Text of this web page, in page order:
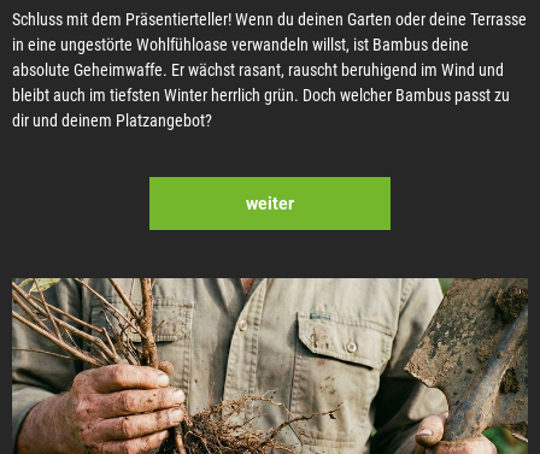
Schluss mit dem Präsentierteller! Wenn du deinen Garten oder deine Terrasse
in eine ungestörte Wohlfühloase verwandeln willst, ist Bambus deine
absolute Geheimwaffe. Er wächst rasant, rauscht beruhigend im Wind und
bleibt auch im tiefsten Winter herrlich grün. Doch welcher Bambus passt zu
dir und deinem Platzangebot?
weiter